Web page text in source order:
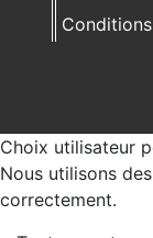
Choix utilisateur
Nous utilisons
correctement.